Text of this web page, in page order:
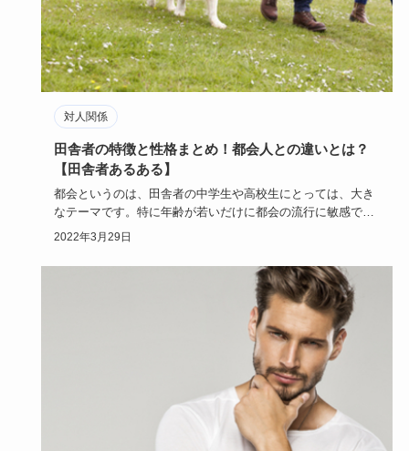
対人関係
田舎者の特徴と性格まとめ！都会人との違いとは？
【田舎者あるある】
都会というのは、田舎者の中学生や高校生にとっては、大き
なテーマです。特に年齢が若いだけに都会の流行に敏感で、
いつかは都会で…
2022年3月29日